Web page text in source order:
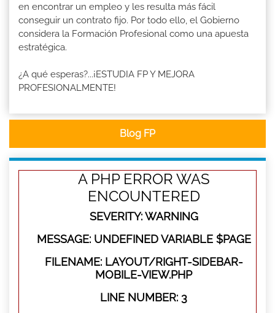
en encontrar un empleo y les resulta más fácil
conseguir un contrato fijo. Por todo ello, el Gobierno
considera la Formación Profesional como una apuesta
estratégica.
¿A qué esperas?...¡ESTUDIA FP Y MEJORA
PROFESIONALMENTE!
Blog FP
A PHP ERROR WAS
ENCOUNTERED
SEVERITY: WARNING
MESSAGE: UNDEFINED VARIABLE $PAGE
FILENAME: LAYOUT/RIGHT-SIDEBAR-
MOBILE-VIEW.PHP
LINE NUMBER: 3